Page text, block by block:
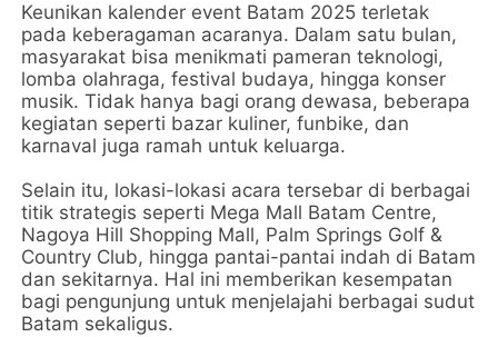
Keunikan kalender event Batam 2025 terletak
pada keberagaman acaranya. Dalam satu bulan,
masyarakat bisa menikmati pameran teknologi,
lomba olahraga, festival budaya, hingga konser
musik. Tidak hanya bagi orang dewasa, beberapa
kegiatan seperti bazar kuliner, funbike, dan
karnaval juga ramah untuk keluarga.
Selain itu, lokasi-lokasi acara tersebar di berbagai
titik strategis seperti Mega Mall Batam Centre,
Nagoya Hill Shopping Mall, Palm Springs Golf &
Country Club, hingga pantai-pantai indah di Batam
dan sekitarnya. Hal ini memberikan kesempatan
bagi pengunjung untuk menjelajahi berbagai sudut
Batam sekaligus.